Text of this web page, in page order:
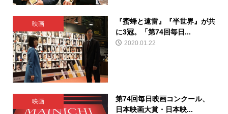
映画
『蜜蜂と遠雷』『半世界』が共
に3冠。「第74回毎日...
2020.01.22
映画
第74回毎日映画コンクール、
日本映画大賞・日本映...